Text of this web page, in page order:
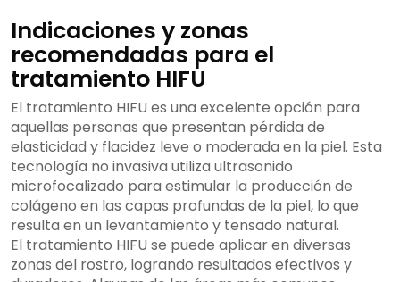
Indicaciones y zonas
recomendadas para el
tratamiento HIFU
El tratamiento HIFU es una excelente opción para
aquellas personas que presentan pérdida de
elasticidad y flacidez leve o moderada en la piel. Esta
tecnología no invasiva utiliza ultrasonido
microfocalizado para estimular la producción de
colágeno en las capas profundas de la piel, lo que
resulta en un levantamiento y tensado natural.
El tratamiento HIFU se puede aplicar en diversas
zonas del rostro, logrando resultados efectivos y